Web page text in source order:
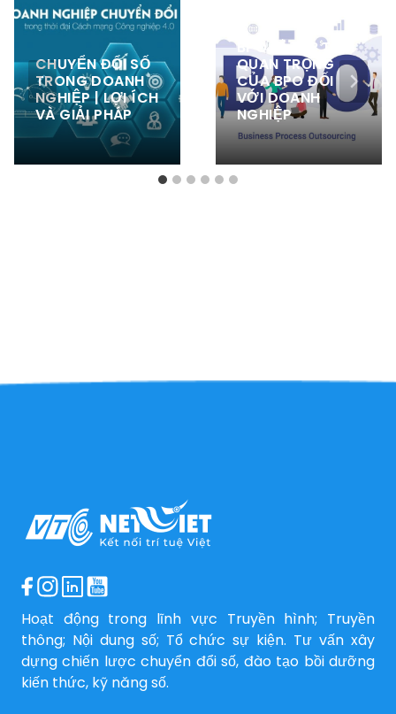
CHUYỂN ĐỔI SỐ
TRONG DOANH
NGHIỆP | LỢI ÍCH
VÀ GIẢI PHÁP
BPO LÀ GÌ? TẦM
QUAN TRỌNG
CỦA BPO ĐỐI
VỚI DOANH
NGHIỆP
Hoạt động trong lĩnh vực Truyền hình; Truyền
thông; Nội dung số; Tổ chức sự kiện. Tư vấn xây
dựng chiến lược chuyển đổi số, đào tạo bồi dưỡng
kiến thức, kỹ năng số.